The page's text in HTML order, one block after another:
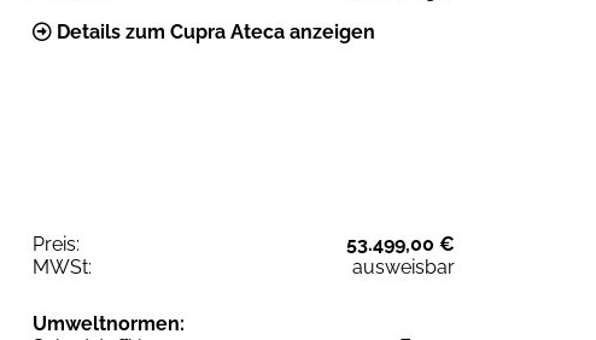
Details zum Cupra Ateca anzeigen
Preis:
53.499,00 €
MWSt:
ausweisbar
Umweltnormen: